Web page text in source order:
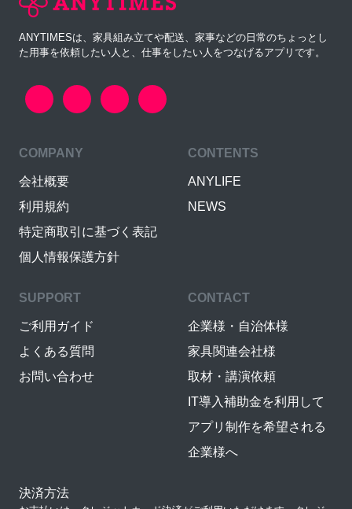
ANYTIMESは、家具組み立てや配送、家事などの日常のちょっとし
た用事を依頼したい人と、仕事をしたい人をつなげるアプリです。
COMPANY
会社概要
利用規約
特定商取引に基づく表記
個人情報保護方針
CONTENTS
ANYLIFE
NEWS
SUPPORT
ご利用ガイド
よくある質問
お問い合わせ
CONTACT
企業様・自治体様
家具関連会社様
取材・講演依頼
IT導入補助金を利用して
アプリ制作を希望される
企業様へ
決済方法